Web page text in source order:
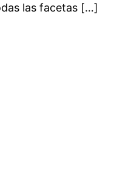
las facetas […]